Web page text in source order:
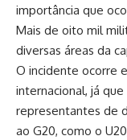
importância que
Mais de oito mil
diversas áreas da
O incidente ocorre
internacional, já
representantes de
ao G20, como o